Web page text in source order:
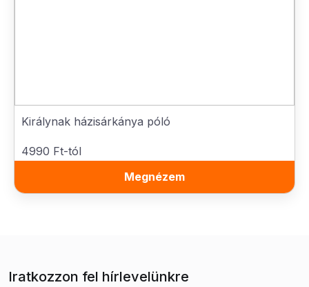
Királynak házisárkánya póló
4990 Ft-tól
Megnézem
Iratkozzon fel hírlevelünkre